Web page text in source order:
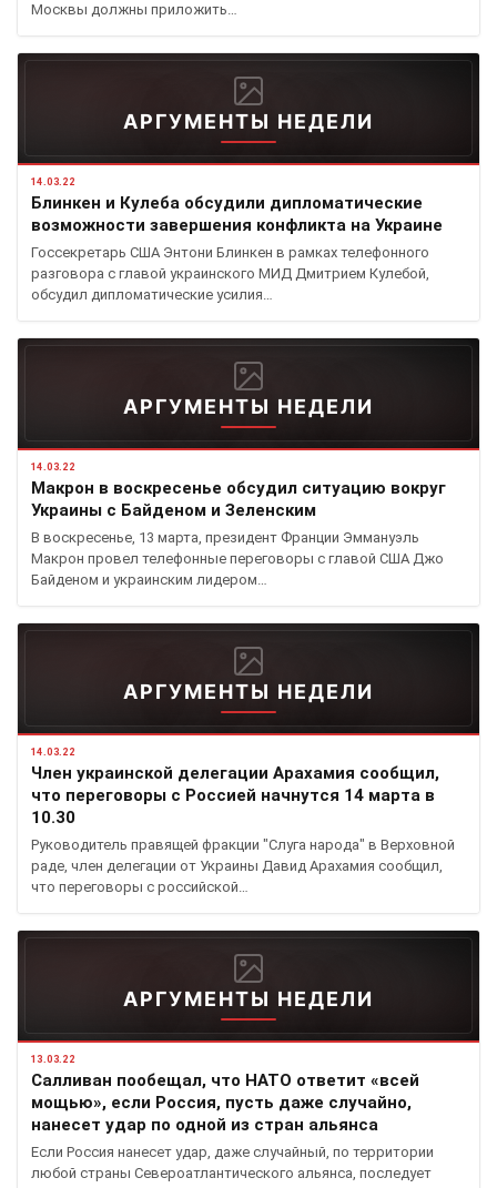
Москвы должны приложить…
АРГУМЕНТЫ НЕДЕЛИ
14.03.22
Блинкен и Кулеба обсудили дипломатические
возможности завершения конфликта на Украине
Госсекретарь США Энтони Блинкен в рамках телефонного
разговора с главой украинского МИД Дмитрием Кулебой,
обсудил дипломатические усилия…
АРГУМЕНТЫ НЕДЕЛИ
14.03.22
Макрон в воскресенье обсудил ситуацию вокруг
Украины с Байденом и Зеленским
В воскресенье, 13 марта, президент Франции Эммануэль
Макрон провел телефонные переговоры с главой США Джо
Байденом и украинским лидером…
АРГУМЕНТЫ НЕДЕЛИ
14.03.22
Член украинской делегации Арахамия сообщил,
что переговоры с Россией начнутся 14 марта в
10.30
Руководитель правящей фракции "Слуга народа" в Верховной
раде, член делегации от Украины Давид Арахамия сообщил,
что переговоры с российской…
АРГУМЕНТЫ НЕДЕЛИ
13.03.22
Салливан пообещал, что НАТО ответит «всей
мощью», если Россия, пусть даже случайно,
нанесет удар по одной из стран альянса
Если Россия нанесет удар, даже случайный, по территории
любой страны Североатлантического альянса, последует